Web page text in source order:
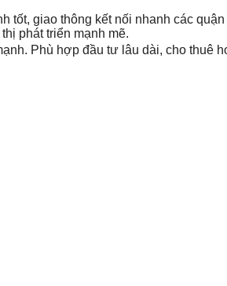
tốt, giao thông kết nối nhanh các
phát triển mạnh mẽ.
Phù hợp đầu tư lâu dài, cho thuê